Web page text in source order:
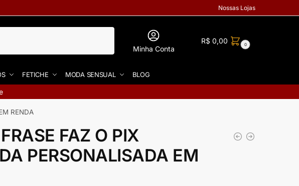
Nossas Lojas
Minha Conta
R$ 0,00 0
FETICHE MODA SENSUAL BLOG
RENDA
FAZ O PIX
PERSONALISADA EM